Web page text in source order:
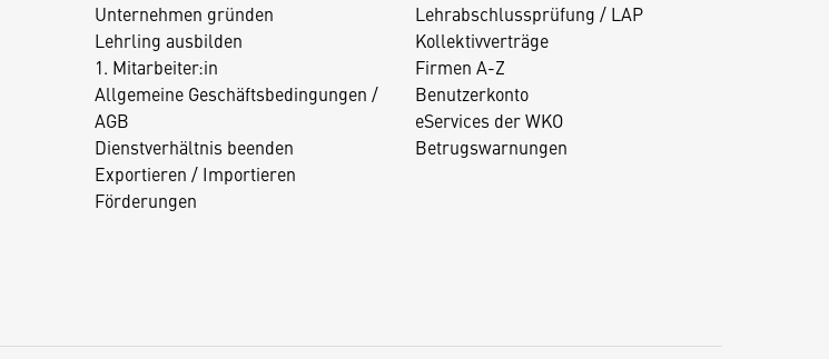
Unternehmen gründen
Lehrling ausbilden
1. Mitarbeiter:in
Allgemeine Geschäftsbedingungen /
AGB
Dienstverhältnis beenden
Exportieren / Importieren
Förderungen
Lehrabschlussprüfung / LAP
Kollektivverträge
Firmen A-Z
Benutzerkonto
eServices der WKO
Betrugswarnungen